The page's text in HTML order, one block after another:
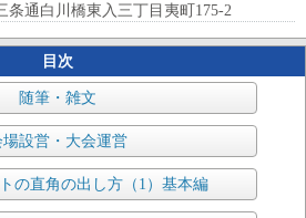
条通白川橋東入三丁目夷町175-2
目次
随筆・雑文
場設営・大会運営
の直角の出し方（1）基本編